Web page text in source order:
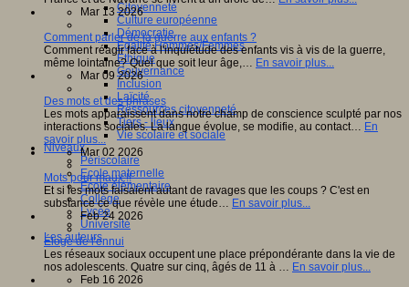
Citoyenneté
Culture européenne
Démocratie
Egalité Hommes/Femmes
Ethique
Gouvernance
Inclusion
Laïcité
Ressources citoyenneté
Tiers - lieux
Vie scolaire et sociale
Niveaux
Périscolaire
Ecole maternelle
Ecole élémentaire
Collège
Lycée
Université
Les auteurs
Mar 13 2026
Comment parler de la guerre aux enfants ?
Comment réagir face à l'inquiétude des enfants vis à vis de la guerre,
même lointaine? Quel que soit leur âge,… En savoir plus...
Mar 09 2026
Des mots et des phrases
Les mots apparaissent dans notre champ de conscience sculpté par nos
interactions sociales. La langue évolue, se modifie, au contact… En
savoir plus...
Mar 02 2026
Mots pour maux !!
Et si les mots faisaient autant de ravages que les coups ? C'est en
substance ce que révèle une étude… En savoir plus...
Feb 24 2026
Éloge de l'ennui
Les réseaux sociaux occupent une place prépondérante dans la vie de
nos adolescents. Quatre sur cinq, âgés de 11 à … En savoir plus...
Feb 16 2026